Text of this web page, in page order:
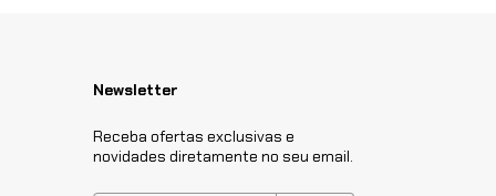
Newsletter
Receba ofertas exclusivas e
novidades diretamente no seu email.